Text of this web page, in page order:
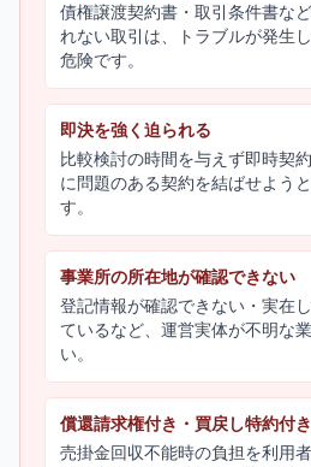
債権譲渡契約書・取引条件書な
れない取引は、トラブルが発生
危険です。
即決を強く迫られる
比較検討の時間を与えず即時契
に問題のある契約を結ばせよう
す。
事業所の所在地が確認できない
登記情報が確認できない・実在
ているなど、運営実体が不明な
い。
償還請求権付き・買戻し特約付
売掛金回収不能時の負担を利用